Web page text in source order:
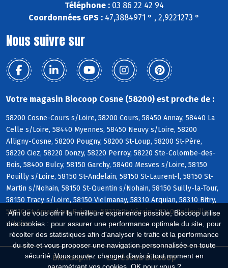
Afin de vous offrir la meilleure expérience possible, Biocoop utilise
des cookies : pour assurer une performance optimale du site, pour
récolter des statistiques afin d'analyser le trafic et la performance
du site et vous proposer une navigation personnalisée en toute
sécurité. Vous pouvez changer d'avis à tout moment en
Téléphone :03 86 22 42 94
Coordonnées GPS : 47,3884971 ° , 2,9221273 °
Nous suivre sur
Votre magasin Biocoop Cosne (58200) est proche de :
58200 Cosne-Cours s/Loire, 58200 Cours, 58450 Annay, 58440 La
Celle s/Loire, 58440 Myennes, 58450 Neuvy s/Loire, 58200
Alligny-Cosne, 58200 Pougny, 58200 St-Loup, 58200 St-Père,
58220 Ciez, 58220 Donzy, 58220 Perroy, 58220 Ste-Colombe-des-
Bois, 58400 Bulcy, 58150 Garchy, 58400 Mesves s/Loire, 58150
Pouilly s/Loire, 58150 St-Andelain, 58150 St-Laurent-l, 58150 St-
Martin s/Nohain, 58150 St-Quentin s/Nohain, 58150 Suilly-la-Tour,
58150 Tracy s/Loire, 58150 Vielmanay, 58310 Arquian, 58310 Bitry,
58310 St-Amand-en-Puisaye, 58310 St-Vérain, 18240 Belleville
s/Loire
Biocoop.fr
Le réseau Biocoop